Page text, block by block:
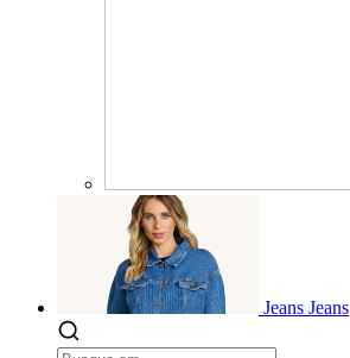
Jeans Jeans